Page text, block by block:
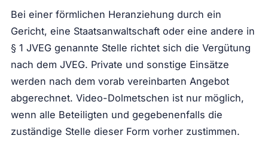
Bei einer förmlichen Heranziehung durch ein
Gericht, eine Staatsanwaltschaft oder eine andere in
§ 1 JVEG genannte Stelle richtet sich die Vergütung
nach dem JVEG. Private und sonstige Einsätze
werden nach dem vorab vereinbarten Angebot
abgerechnet. Video-Dolmetschen ist nur möglich,
wenn alle Beteiligten und gegebenenfalls die
zuständige Stelle dieser Form vorher zustimmen.